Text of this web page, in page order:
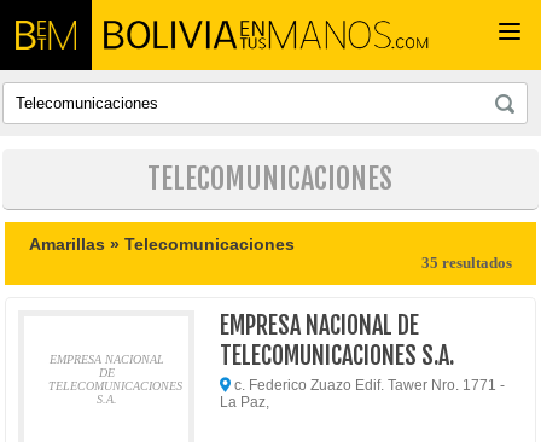
TELECOMUNICACIONES
Amarillas »Telecomunicaciones
35 resultados
EMPRESA NACIONAL
DE
TELECOMUNICACIONES
S.A.
EMPRESA NACIONAL DE
TELECOMUNICACIONES S.A.
c. Federico Zuazo Edif. Tawer Nro. 1771 -
La Paz,